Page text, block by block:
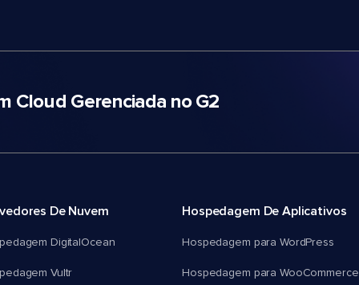
Cloud Gerenciada no G2
De Nuvem
DigitalOcean
Vultr
Hospedagem De Aplicativos
Hospedagem para WordPress
Hospedagem para WooCommerce